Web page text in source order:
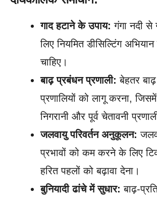
गाद हटाने के उपाय: गंगा नदी से
लिए नियमित डीसिल्टिंग
चाहिए।
बाढ़ प्रबंधन प्रणाली: बेहतर
प्रणालियों को लागू करना,
निगरानी और पूर्व चेतावनी
जलवायु परिवर्तन अनुकूलन:
प्रभावों को कम करने के लिए
हरित पहलों को बढ़ावा देना।
बुनियादी ढांचे में सुधार: बाढ़-